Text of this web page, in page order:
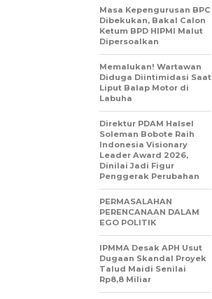
Masa Kepengurusan BPC
Dibekukan, Bakal Calon
Ketum BPD HIPMI Malut
Dipersoalkan
Memalukan! Wartawan
Diduga Diintimidasi Saat
Liput Balap Motor di
Labuha
Direktur PDAM Halsel
Soleman Bobote Raih
Indonesia Visionary
Leader Award 2026,
Dinilai Jadi Figur
Penggerak Perubahan
PERMASALAHAN
PERENCANAAN DALAM
EGO POLITIK
IPMMA Desak APH Usut
Dugaan Skandal Proyek
Talud Maidi Senilai
Rp8,8 Miliar